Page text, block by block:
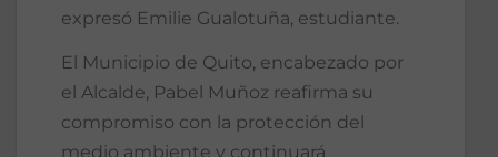
expresó Emilie Gualotuña, estudiante.
El Municipio de Quito, encabezado por
el Alcalde, Pabel Muñoz reafirma su
compromiso con la protección del
medio ambiente y continuará